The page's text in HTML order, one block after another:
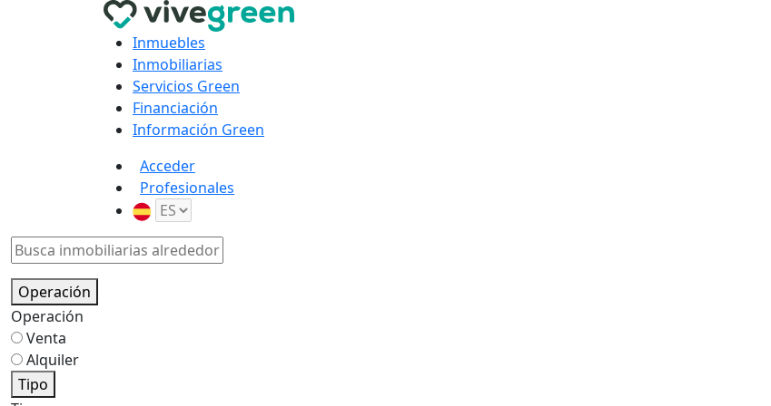
Inmuebles
Inmobiliarias
Servicios Green
Financiación
Información Green
Acceder
Profesionales
Operación
Operación
Venta
Alquiler
Tipo